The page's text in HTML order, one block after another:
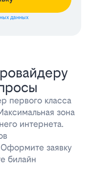
данных
первого класса
зона
интернета.
заявку
билайн